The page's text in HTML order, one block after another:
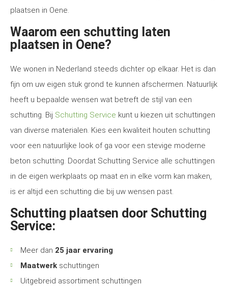
plaatsen in Oene.
Waarom een schutting laten
plaatsen in Oene?
We wonen in Nederland steeds dichter op elkaar. Het is dan
fijn om uw eigen stuk grond te kunnen afschermen. Natuurlijk
heeft u bepaalde wensen wat betreft de stijl van een
schutting. Bij Schutting Service kunt u kiezen uit schuttingen
van diverse materialen. Kies een kwaliteit houten schutting
voor een natuurlijke look of ga voor een stevige moderne
beton schutting. Doordat Schutting Service alle schuttingen
in de eigen werkplaats op maat en in elke vorm kan maken,
is er altijd een schutting die bij uw wensen past.
Schutting plaatsen door Schutting
Service:
Meer dan 25 jaar ervaring
Maatwerk schuttingen
Uitgebreid assortiment schuttingen